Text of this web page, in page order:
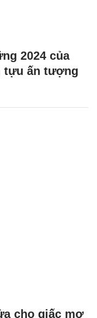
2024 của
tựu ấn tượng
cho giấc mơ